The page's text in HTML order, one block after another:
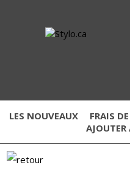
LES NOUVEAUX FRAIS
AJOUTER